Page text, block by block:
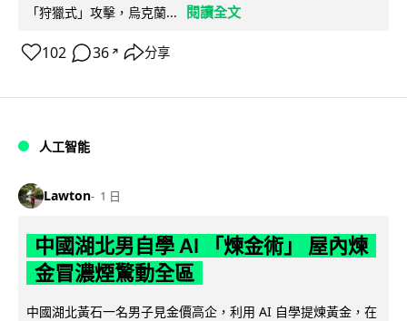
「狩獵式」攻擊，烏克蘭...
閱讀全文
102 36 ↗ 分享
人工智能
Lawton 1 日
中國湖北男自學 AI 「煉金術」 屋內煉
金冒濃煙驚動全區
中國湖北黃石一名男子見金價高企，利用 AI 自學提煉黃金，在